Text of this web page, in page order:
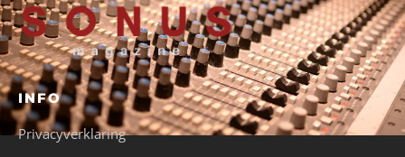
INFO
Privacyverklaring